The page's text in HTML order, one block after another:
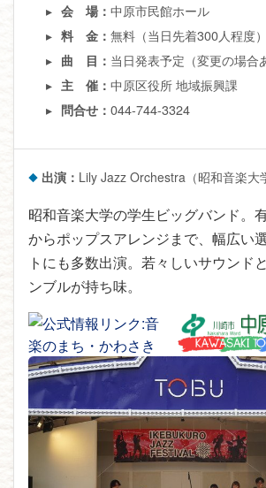
会 場：中原市民館ホール
料 金：無料（当日先着300人程度）
曲 目： 当日発表予定（変更の場合
主 催：中原区役所 地域振興課
問合せ：044-744-3324
出演： Lily Jazz Orchestra（昭和音楽大
昭和音楽大学の学生ビッグバンド。
からポップスアレンジまで、幅広い
トにも多数出演。若々しいサウンド
ンブルが持ち味。